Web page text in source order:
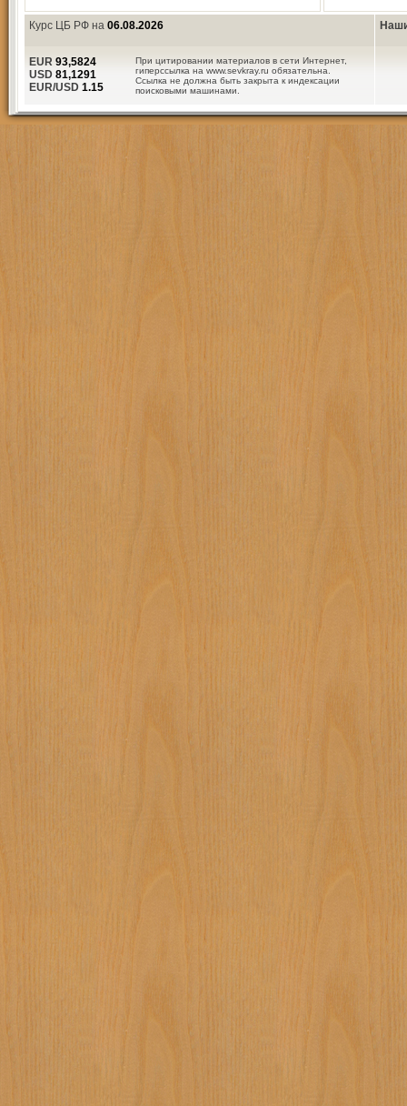
Курс ЦБ РФ на 06.08.2026
При цитировании материалов в сети Интернет,
гиперссылка на www.sevkray.ru обязательна.
Ссылка не должна быть закрыта к индексации
поисковыми машинами.
EUR 93,5824
USD 81,1291
EUR/USD 1.15